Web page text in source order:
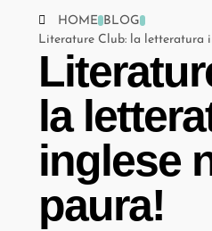
HOME BLOG
Literature Club: la letteratura
la
inglese
paura!